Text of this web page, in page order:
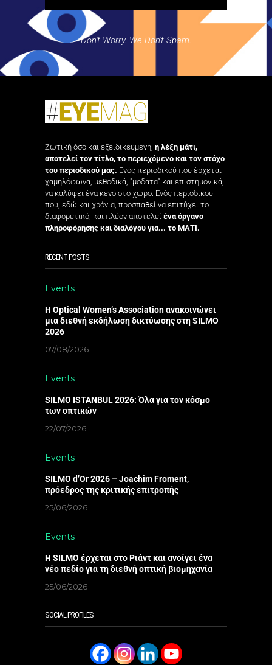
Don't Worry. We Don't Spam.
Ζωτική όσο και εξειδικευμένη, η λέξη μάτι,
αποτελεί τον τίτλο, το περιεχόμενο και τον στόχο
του περιοδικού μας. Ενός περιοδικού που έρχεται
χαμηλόφωνα, μεθοδικά, "μοδάτα" και επιστημονικά,
να καλύψει ένα κενό στο χώρο. Ενός περιοδικού
που, εδώ και χρόνια, προσπαθεί να επιτύχει το
διαφορετικό, και πλέον αποτελεί ένα όργανο
πληροφόρησης και διαλόγου για... το ΜΑΤΙ.
RECENT POSTS
Events
Η Optical Women’s Association ανακοινώνει
μια διεθνή εκδήλωση δικτύωσης στη SILMO
2026
07/08/2026
Events
SILMO ISTANBUL 2026: Όλα για τον κόσμο
των οπτικών
22/07/2026
Events
SILMO d’Or 2026 – Joachim Froment,
πρόεδρος της κριτικής επιτροπής
25/06/2026
Events
Η SILMO έρχεται στο Ριάντ και ανοίγει ένα
νέο πεδίο για τη διεθνή οπτική βιομηχανία
25/06/2026
SOCIAL PROFILES